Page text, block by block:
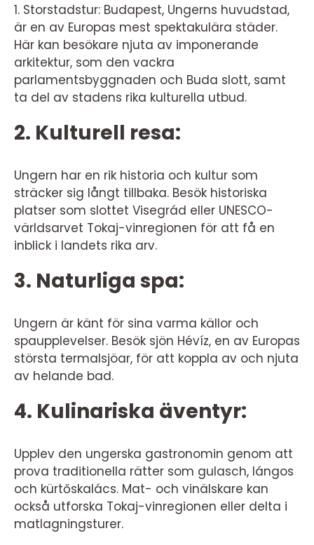
1. Storstadstur: Budapest, Ungerns huvudstad,
är en av Europas mest spektakulära städer.
Här kan besökare njuta av imponerande
arkitektur, som den vackra
parlamentsbyggnaden och Buda slott, samt
ta del av stadens rika kulturella utbud.
2. Kulturell resa:
Ungern har en rik historia och kultur som
sträcker sig långt tillbaka. Besök historiska
platser som slottet Visegrád eller UNESCO-
världsarvet Tokaj-vinregionen för att få en
inblick i landets rika arv.
3. Naturliga spa:
Ungern är känt för sina varma källor och
spaupplevelser. Besök sjön Hévíz, en av Europas
största termalsjöar, för att koppla av och njuta
av helande bad.
4. Kulinariska äventyr:
Upplev den ungerska gastronomin genom att
prova traditionella rätter som gulasch, lángos
och kürtőskalács. Mat- och vinälskare kan
också utforska Tokaj-vinregionen eller delta i
matlagningsturer.